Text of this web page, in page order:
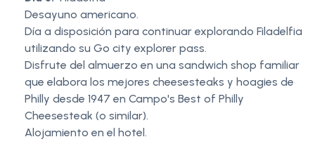
Desayuno americano.
Día a disposición para continuar explorando Filadelfia
utilizando su Go city explorer pass.
Disfrute del almuerzo en una sandwich shop familiar
que elabora los mejores cheesesteaks y hoagies de
Philly desde 1947 en Campo's Best of Philly
Cheesesteak (o similar).
Alojamiento en el hotel.